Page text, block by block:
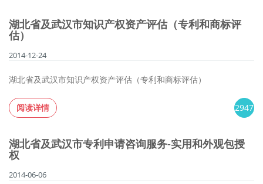
湖北省及武汉市知识产权资产评估（专利和商标评
估）
2014-12-24
湖北省及武汉市知识产权资产评估（专利和商标评估）
阅读详情 2947
湖北省及武汉市专利申请咨询服务-实用和外观包授
权
2014-06-06